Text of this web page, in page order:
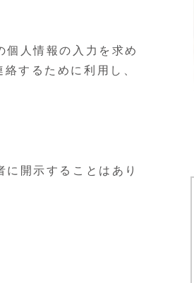
人情報の入力を求め
するために利用し、
開示することはあり